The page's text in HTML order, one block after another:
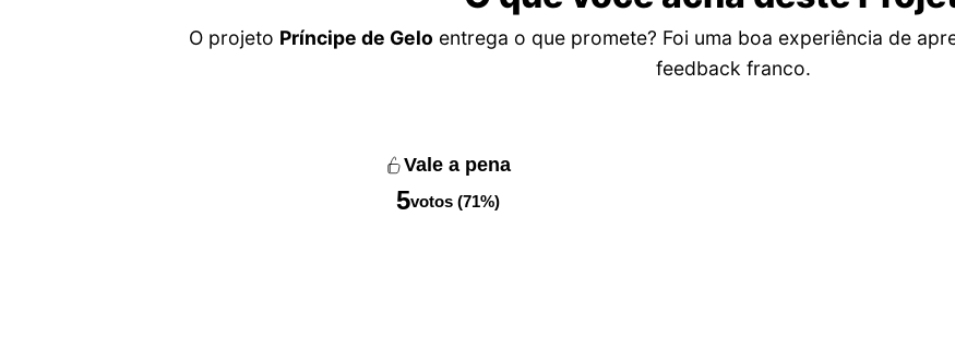
O projeto Príncipe de Gelo entrega o que promete? Foi uma boa experiência de
feedback franco.
Vale a pena
5votos (71%)